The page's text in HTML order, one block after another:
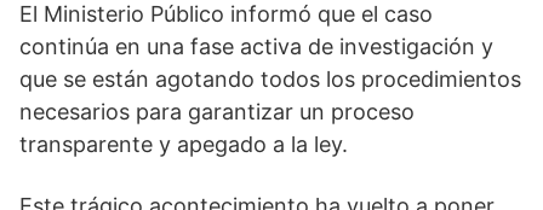
El Ministerio Público informó que el caso
continúa en una fase activa de investigación y
que se están agotando todos los procedimientos
necesarios para garantizar un proceso
transparente y apegado a la ley.